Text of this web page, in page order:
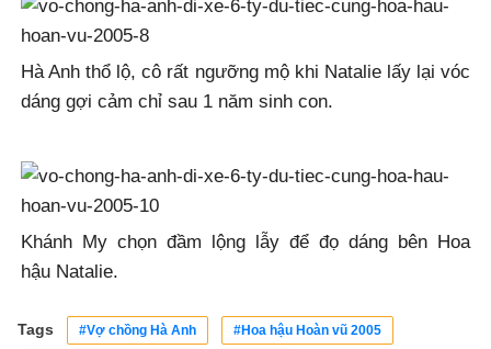
Hà Anh thổ lộ, cô rất ngưỡng mộ khi Natalie lấy lại vóc
dáng gợi cảm chỉ sau 1 năm sinh con.
Khánh My chọn đầm lộng lẫy để đọ dáng bên Hoa
hậu Natalie.
Tags #Vợ chồng Hà Anh #Hoa hậu Hoàn vũ 2005